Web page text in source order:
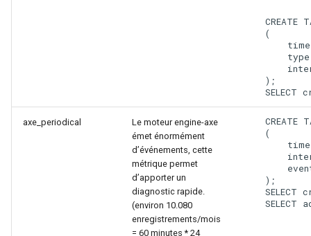
CREATE
    (
    );
axe_periodical
Le moteur engine-axe
émet énormément
d’événements, cette
métrique permet
d’apporter un
diagnostic rapide.
(environ 10.080
enregistrements/mois
= 60 minutes * 24
CREATE
    (
    );
SELECT